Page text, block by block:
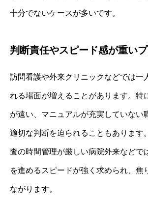
十分でないケースが多いです。
判断責任やスピード感が重い
訪問看護や外来クリニックなどでは一
れる場面が増えることがあります。特
が遠い、マニュアルが充実していない
適切な判断を迫られることもあります
査の時間管理が厳しい病院外来などで
を進めるスピードが強く求められ、焦
ながります。